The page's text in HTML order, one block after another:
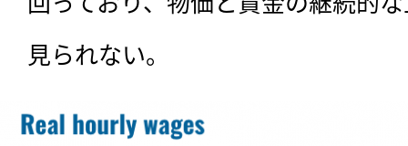
見られない。